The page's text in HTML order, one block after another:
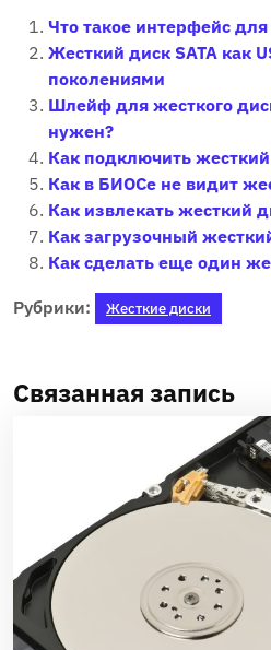
Что такое интерфейс
Жесткий диск SATA как
поколениями
Шлейф для жесткого
нужен?
Как подключить жесткий
Как в БИОСе не видит
Как извлекать жесткий
Как загрузочный
Как сделать еще один
Рубрики: Жесткие диски
Связанная запись